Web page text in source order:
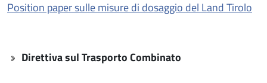
Position paper sulle misure di dosaggio del Land Tirolo
Direttiva sul Trasporto Combinato